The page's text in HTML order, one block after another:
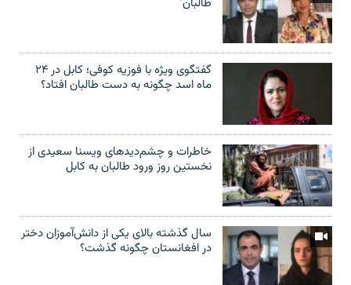
طالبان"
گفتگوی ویژه با فوزیه کوفی؛ کابل در ۲۴
ماه اسد چگونه به دست طالبان افتاد؟
خاطرات و چشم‌دید‌های ویسنا سعیدی از
نخستین روز ورود طالبان به کابل
سال گذشته بالای یکی از دانش‌آموزان دختر
در افغانستان چگونه گذشت؟